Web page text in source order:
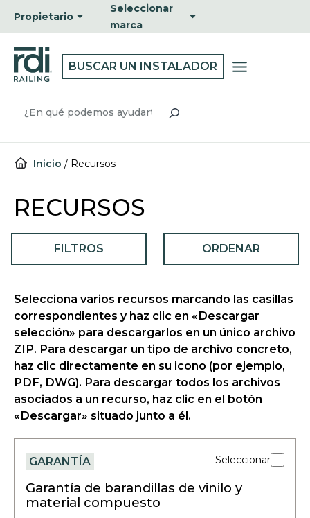
Propietario
Seleccionar
marca
BUSCAR UN INSTALADOR
Inicio / Recursos
RECURSOS
FILTROS ORDENAR
Selecciona varios recursos marcando las casillas
correspondientes y haz clic en «Descargar
selección» para descargarlos en un único archivo
ZIP. Para descargar un tipo de archivo concreto,
haz clic directamente en su icono (por ejemplo,
PDF, DWG). Para descargar todos los archivos
asociados a un recurso, haz clic en el botón
«Descargar» situado junto a él.
GARANTÍA Seleccionar
Garantía de barandillas de vinilo y
material compuesto